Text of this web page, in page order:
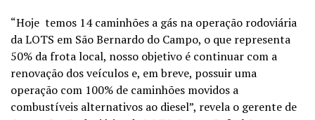
“Hoje temos 14 caminhões a gás na operação rodoviária
da LOTS em São Bernardo do Campo, o que representa
50% da frota local, nosso objetivo é continuar com a
renovação dos veículos e, em breve, possuir uma
operação com 100% de caminhões movidos a
combustíveis alternativos ao diesel”, revela o gerente de